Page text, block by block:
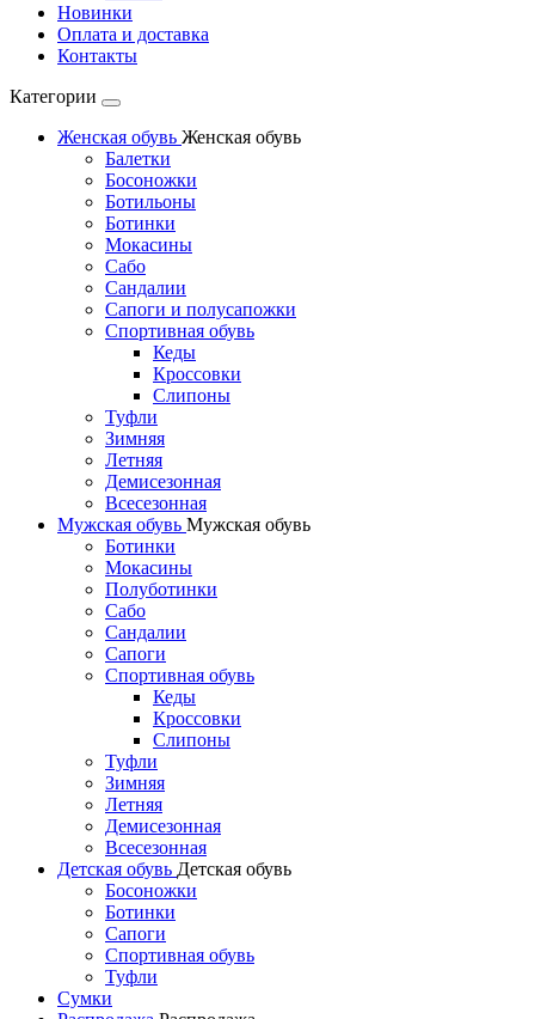
Новинки
Оплата и доставка
Контакты
Категории
Женская обувь Женская обувь
Балетки
Босоножки
Ботильоны
Ботинки
Мокасины
Сабо
Сандалии
Сапоги и полусапожки
Спортивная обувь
Кеды
Кроссовки
Слипоны
Туфли
Зимняя
Летняя
Демисезонная
Всесезонная
Мужская обувь Мужская обувь
Ботинки
Мокасины
Полуботинки
Сабо
Сандалии
Сапоги
Спортивная обувь
Кеды
Кроссовки
Слипоны
Туфли
Зимняя
Летняя
Демисезонная
Всесезонная
Детская обувь Детская обувь
Босоножки
Ботинки
Сапоги
Спортивная обувь
Туфли
Сумки